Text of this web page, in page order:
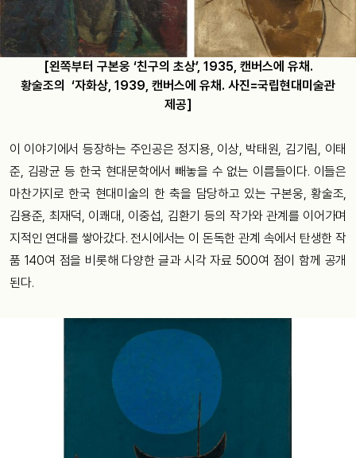
[왼쪽부터 구본웅 ‘친구의 초상’, 1935, 캔버스에 유채.
황술조의 ‘자화상, 1939, 캔버스에 유채. 사진=국립현대미술관
제공]
이 이야기에서 등장하는 주인공은 정지용, 이상, 박태원, 김기림, 이태
준, 김광균 등 한국 현대문학에서 빼놓을 수 없는 이름들이다. 이들은
마찬가지로 한국 현대미술의 한 축을 담당하고 있는 구본웅, 황술조,
김용준, 최재덕, 이쾌대, 이중섭, 김환기 등의 작가와 관계를 이어가며
지적인 연대를 쌓아갔다. 전시에서는 이 돈독한 관계 속에서 탄생한 작
품 140여 점을 비롯해 다양한 글과 시각 자료 500여 점이 함께 공개
된다.